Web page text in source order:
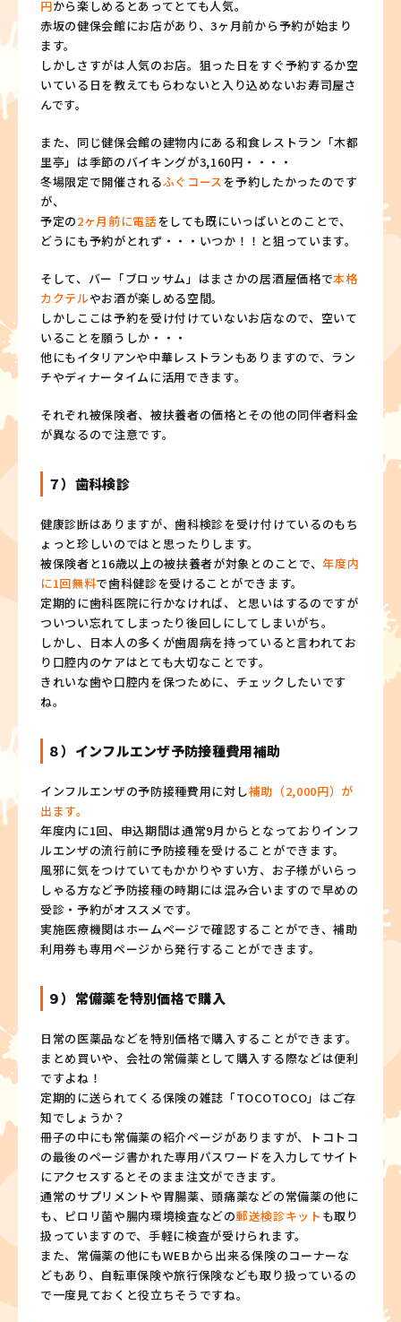
円から楽しめるとあってとても人気。
赤坂の健保会館にお店があり、3ヶ月前から予約が始まり
ます。
しかしさすがは人気のお店。狙った日をすぐ予約するか空
いている日を教えてもらわないと入り込めないお寿司屋さ
んです。
また、同じ健保会館の建物内にある和食レストラン「木都
里亭」は季節のバイキングが3,160円・・・・
冬場限定で開催されるふぐコースを予約したかったのです
が、
予定の2ヶ月前に電話をしても既にいっぱいとのことで、
どうにも予約がとれず・・・いつか！！と狙っています。
そして、バー「ブロッサム」はまさかの居酒屋価格で本格
カクテルやお酒が楽しめる空間。
しかしここは予約を受け付けていないお店なので、空いて
いることを願うしか・・・
他にもイタリアンや中華レストランもありますので、ラン
チやディナータイムに活用できます。
それぞれ被保険者、被扶養者の価格とその他の同伴者料金
が異なるので注意です。
７）歯科検診
健康診断はありますが、歯科検診を受け付けているのもち
ょっと珍しいのではと思ったりします。
被保険者と16歳以上の被扶養者が対象とのことで、年度内
に1回無料で歯科健診を受けることができます。
定期的に歯科医院に行かなければ、と思いはするのですが
ついつい忘れてしまったり後回しにしてしまいがち。
しかし、日本人の多くが歯周病を持っていると言われてお
り口腔内のケアはとても大切なことです。
きれいな歯や口腔内を保つために、チェックしたいです
ね。
８）インフルエンザ予防接種費用補助
インフルエンザの予防接種費用に対し補助（2,000円）が
出ます。
年度内に1回、申込期間は通常9月からとなっておりインフ
ルエンザの流行前に予防接種を受けることができます。
風邪に気をつけていてもかかりやすい方、お子様がいらっ
しゃる方など予防接種の時期には混み合いますので早めの
受診・予約がオススメです。
実施医療機関はホームページで確認することができ、補助
利用券も専用ページから発行することができます。
９）常備薬を特別価格で購入
日常の医薬品などを特別価格で購入することができます。
まとめ買いや、会社の常備薬として購入する際などは便利
ですよね！
定期的に送られてくる保険の雑誌「TOCOTOCO」はご存
知でしょうか？
冊子の中にも常備薬の紹介ページがありますが、トコトコ
の最後のページ書かれた専用パスワードを入力してサイト
にアクセスするとそのまま注文ができます。
通常のサプリメントや胃腸薬、頭痛薬などの常備薬の他に
も、ピロリ菌や腸内環境検査などの郵送検診キットも取り
扱っていますので、手軽に検査が受けられます。
また、常備薬の他にもWEBから出来る保険のコーナーな
どもあり、自転車保険や旅行保険なども取り扱っているの
で一度見ておくと役立ちそうですね。